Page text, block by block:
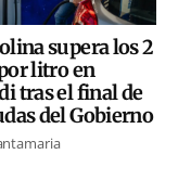
supera los 2
litro en
tras el final de
del Gobierno